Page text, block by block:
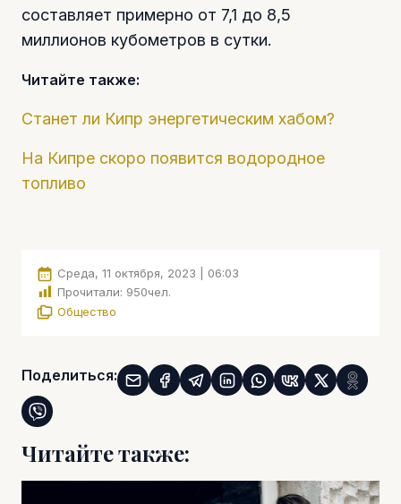
составляет примерно от 7,1 до 8,5
миллионов кубометров в сутки.
Читайте также:
Станет ли Кипр энергетическим хабом?
На Кипре скоро появится водородное
топливо
Среда, 11 октября, 2023 | 06:03
Прочитали: 950чел.
Общество
Поделиться:
Читайте также: